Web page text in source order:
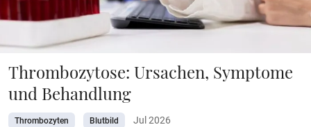
Thrombozytose: Ursachen, Symptome
und Behandlung
Thrombozyten Blutbild Jul 2026